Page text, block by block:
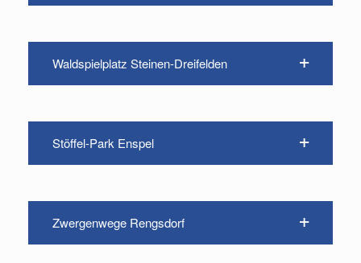
Waldspielplatz Steinen-Dreifelden
Stöffel-Park Enspel
Zwergenwege Rengsdorf